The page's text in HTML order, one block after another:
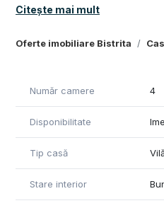
Oferte imobiliare Bistrita
sediul nostru, Str. Piata
Citește mai mult
Număr camere 4
Disponibilitate
Tip casă
Stare interior